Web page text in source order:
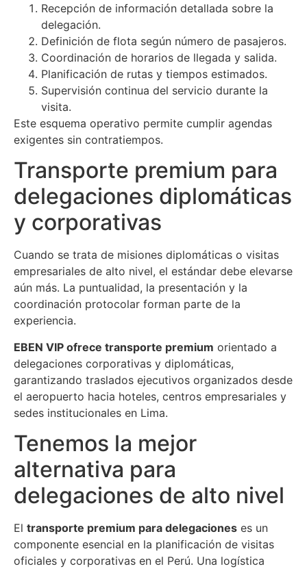
Recepción de información detallada sobre la
delegación.
Definición de flota según número de pasajeros.
Coordinación de horarios de llegada y salida.
Planificación de rutas y tiempos estimados.
Supervisión continua del servicio durante la
visita.
Este esquema operativo permite cumplir agendas
exigentes sin contratiempos.
Transporte premium para
delegaciones diplomáticas
y corporativas
Cuando se trata de misiones diplomáticas o visitas
empresariales de alto nivel, el estándar debe elevarse
aún más. La puntualidad, la presentación y la
coordinación protocolar forman parte de la
experiencia.
EBEN VIP ofrece transporte premium orientado a
delegaciones corporativas y diplomáticas,
garantizando traslados ejecutivos organizados desde
el aeropuerto hacia hoteles, centros empresariales y
sedes institucionales en Lima.
Tenemos la mejor
alternativa para
delegaciones de alto nivel
El transporte premium para delegaciones es un
componente esencial en la planificación de visitas
oficiales y corporativas en el Perú. Una logística